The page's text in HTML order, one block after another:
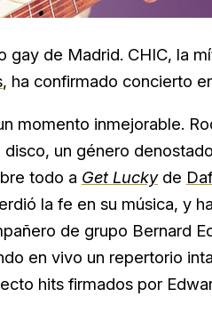
de Madrid. CHIC, la
, ha confirmado concierto
momento inmejorable.
un género
todo a Get Luckyde
la fe en su música, y
de grupo Bernard
en vivo un repertorio
hits firmados por